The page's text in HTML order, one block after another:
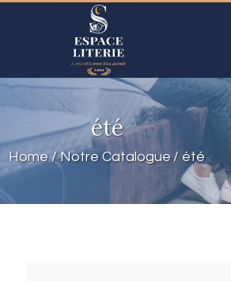
été
Home Notre Catalogue été
A PROPOS
NOS PRODUITS
NOTRE CATALOGUE
ESPACE KIDS
ESPACE SENIORS
ESPACE NATURE
CONTACT